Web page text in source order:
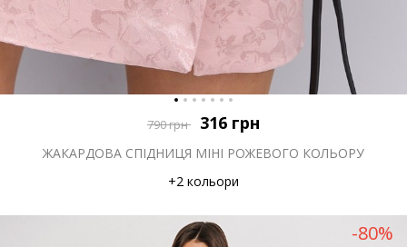
790грн 316 грн
ЖАКАРДОВА СПІДНИЦЯ МІНІ РОЖЕВОГО КОЛЬОРУ
+2 кольори
-80%